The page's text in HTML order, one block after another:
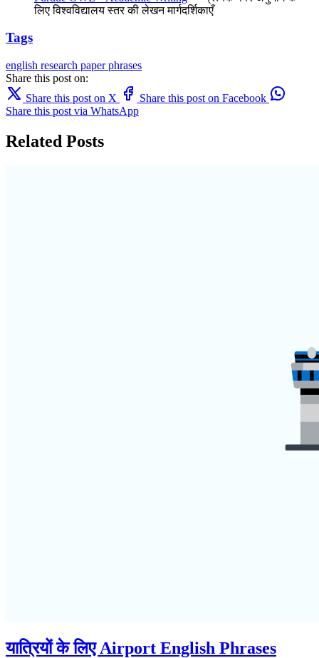
लिए विश्वविद्यालय स्तर की लेखन मार्गदर्शिकाएँ
Tags
english research paperphrases
Share this post on:
Share this post on X
Share this post on Facebook
Share this post via WhatsApp
Related Posts
यात्रियों के लिए Airport English Phrases